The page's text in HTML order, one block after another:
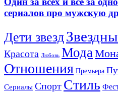
и
все
одного!
8
фильмов
и
сериалов
мужскую
сериалов про мужскую
Дети звезд
Красота Любовь Мода
Отношения Премьера
Сериалы Спорт Стиль